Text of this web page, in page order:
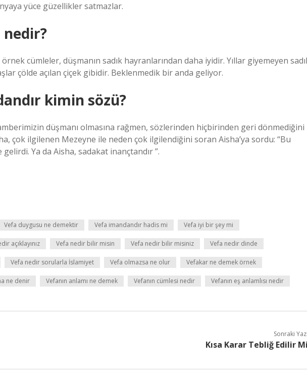
yüce güzellikler satmazlar.
nedir?
cümleler, düşmanın sadık hayranlarından daha iyidir. Yıllar giyemeyen
çölde açılan çiçek gibidir. Beklenmedik bir anda geliyor.
kimin sözü?
düşmanı olmasına rağmen, sözlerinden hiçbirinden geri dönmediğini
çok ilgilenen Mezeyne ile neden çok ilgilendiğini soran Aisha’ya sordu: “Bu
Ya da Aisha, sadakat inançtandır ”.
Vefa duygusu ne demektir Vefa imandandır hadis mi Vefa iyi bir şey mi
açıklayınız Vefa nedir bilir misin Vefa nedir bilir misiniz Vefa nedir dinde
Vefa nedir sorularla İslamiyet Vefa olmazsa ne olur Vefakar ne demek örnek
ne denir Vefanın anlamı ne demek Vefanın cümlesi nedir Vefanın eş anlamlısı nedir
Sonraki
Kısa Karar Tebliğ Edilir